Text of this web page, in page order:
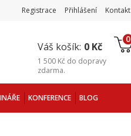
Registrace Přihlášení Kontakt
Váš košík: 0 Kč
0
1 500 Kč do dopravy
zdarma.
KONFERENCE BLOG